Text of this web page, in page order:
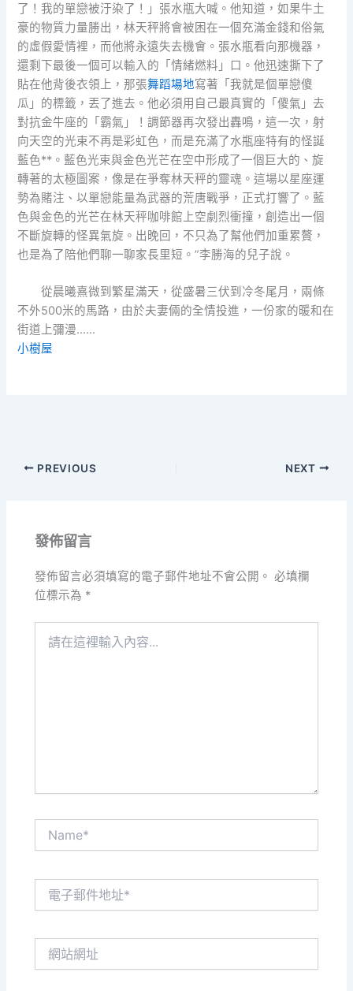
了！我的單戀被汙染了！」張水瓶大喊。他知道，如果牛土
豪的物質力量勝出，林天秤將會被困在一個充滿金錢和俗氣
的虛假愛情裡，而他將永遠失去機會。張水瓶看向那機器，
還剩下最後一個可以輸入的「情緒燃料」口。他迅速撕下了
貼在他背後衣領上，那張舞蹈場地寫著「我就是個單戀傻
瓜」的標籤，丟了進去。他必須用自己最真實的「傻氣」去
對抗金牛座的「霸氣」！調節器再次發出轟鳴，這一次，射
向天空的光束不再是彩虹色，而是充滿了水瓶座特有的怪誕
藍色**。藍色光束與金色光芒在空中形成了一個巨大的、旋
轉著的太極圖案，像是在爭奪林天秤的靈魂。這場以星座運
勢為賭注、以單戀能量為武器的荒唐戰爭，正式打響了。藍
色與金色的光芒在林天秤咖啡館上空劇烈衝撞，創造出一個
不斷旋轉的怪異氣旋。出晚回，不只為了幫他們加重累贅，
也是為了陪他們聊一聊家長里短。”李勝海的兒子說。
從晨曦熹微到繁星滿天，從盛暑三伏到冷冬尾月，兩條
不外500米的馬路，由於夫妻倆的全情投進，一份家的暖和在
街道上彌漫……
小樹屋
PREVIOUS NEXT
發佈留言
發佈留言必須填寫的電子郵件地址不會公開。 必填欄
位標示為 *